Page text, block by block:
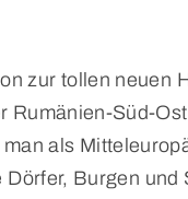
zur tollen neuen
Süd-
als
Burgen